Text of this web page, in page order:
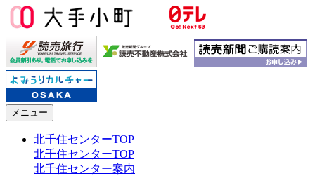
メニュー
北千住センターTOP
北千住センターTOP
北千住センター案内